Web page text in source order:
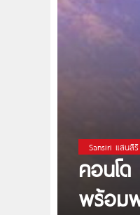
Sansiri แสนสิริ
คอนโด
พร้อม